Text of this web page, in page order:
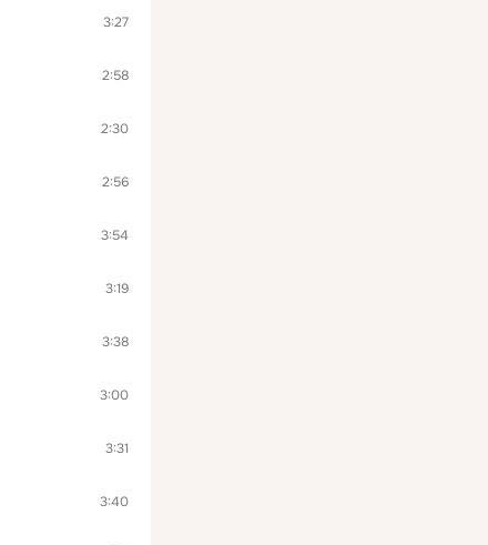
3:27
2:58
2:30
2:56
3:54
3:19
3:38
3:00
3:31
3:40